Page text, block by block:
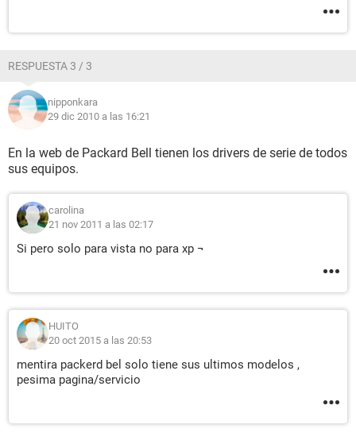
RESPUESTA 3 / 3
nipponkara
29 dic 2010 a las 16:21
En la web de Packard Bell tienen los drivers de serie de todos
sus equipos.
carolina
21 nov 2011 a las 02:17
Si pero solo para vista no para xp ¬
HUITO
20 oct 2015 a las 20:53
mentira packerd bel solo tiene sus ultimos modelos ,
pesima pagina/servicio